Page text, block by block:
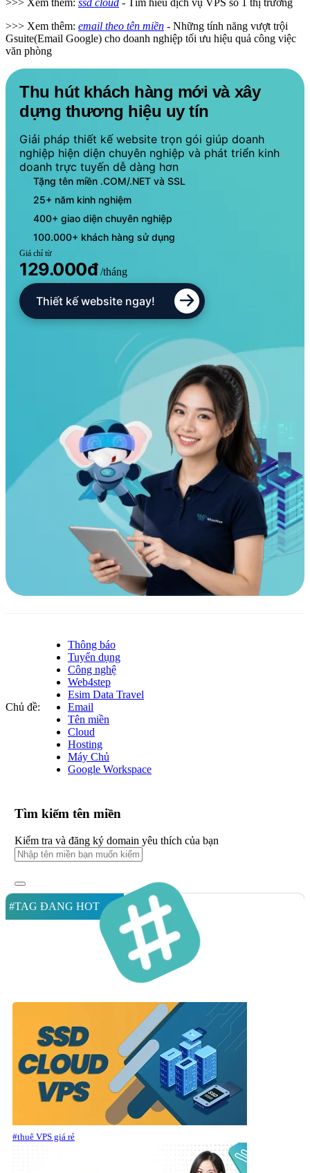
>>> Xem thêm: email theo tên miền - Những tính năng vượt trội
Gsuite(Email Google) cho doanh nghiệp tối ưu hiệu quả công việc
văn phòng
Thu hút khách hàng mới và xây
dựng thương hiệu uy tín
Giải pháp thiết kế website trọn gói giúp doanh
nghiệp hiện diện chuyên nghiệp và phát triển kinh
doanh trực tuyến dễ dàng hơn
Tặng tên miền .COM/.NET và SSL
25+ năm kinh nghiệm
400+ giao diện chuyên nghiệp
100.000+ khách hàng sử dụng
Giá chỉ từ
129.000đ /tháng
Thiết kế website ngay!
Chủ đề:
Thông báo
Tuyển dụng
Công nghệ
Web4step
Esim Data Travel
Email
Tên miền
Cloud
Hosting
Máy Chủ
Google Workspace
Tìm kiếm tên miền
Kiểm tra và đăng ký domain yêu thích của bạn
#TAG ĐANG HOT
#thuê VPS giá rẻ